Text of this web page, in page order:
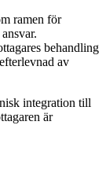
ramen för
behandling
av
integration till
är